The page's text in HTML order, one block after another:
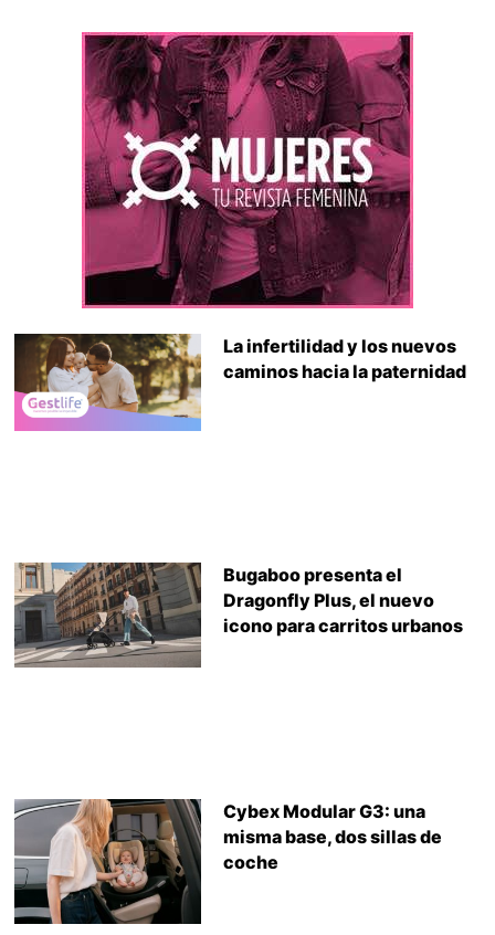
La infertilidad y los nuevos
caminos hacia la paternidad
Bugaboo presenta el
Dragonfly Plus, el nuevo
icono para carritos urbanos
Cybex Modular G3: una
misma base, dos sillas de
coche